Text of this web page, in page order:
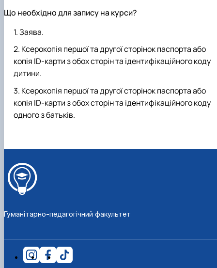
Що необхідно для запису на курси?
Заява.
Ксерокопія першої та другої сторінок паспорта або
копія ID-карти з обох сторін та ідентифікаційного коду
дитини.
Ксерокопія першої та другої сторінок паспорта або
копія ID-карти з обох сторін та ідентифікаційного коду
одного з батьків.
Гуманітарно-педагогічний факультет